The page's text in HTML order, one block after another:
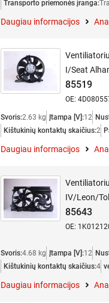
Transporto priemonės įranga:
Daugiau informacijos
I/Seat
85519
OE:
Svoris:2.63 kg Įtampa [V]:12
Kištukinių kontaktų skaičius:2
Daugiau informacijos
IV/Leon/
85643
OE:
Svoris:4.68 kg Įtampa [V]:12
Kištukinių kontaktų skaičius:4
Daugiau informacijos